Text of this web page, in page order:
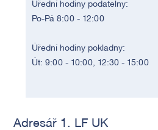
Úřední hodiny podatelny:
Po-Pá 8:00 - 12:00
Úřední hodiny pokladny:
Út: 9:00 - 10:00, 12:30 - 15:00
Adresář 1. LF UK